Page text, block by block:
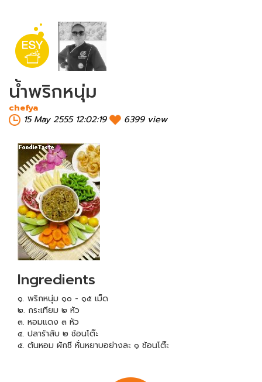
น้ำพริกหนุ่ม
chefya
15 May 2555 12:02:19
6399 view
Ingredients
๑. พริกหนุ่ม ๑๐ - ๑๕ เม็ด
๒. กระเทียม ๒ หัว
๓. หอมแดง ๓ หัว
๔. ปลาร้าสับ ๒ ช้อนโต๊ะ
๕. ต้นหอม ผักชี หั่นหยาบอย่างละ ๑ ช้อนโต๊ะ